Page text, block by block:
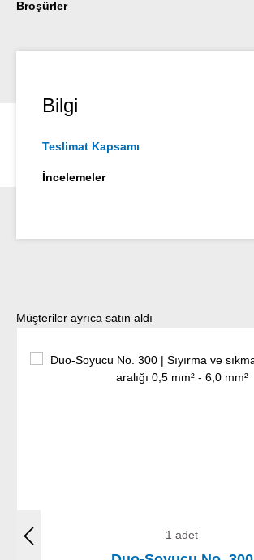
Broşürler
Bilgi
Teslimat Kapsamı
İncelemeler
Ürün galerisini atla
Müşteriler ayrıca satın aldı
1 adet